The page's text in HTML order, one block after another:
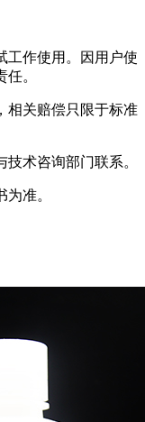
工作使用。因用户使
。
相关赔偿只限于标准
术咨询部门联系。
准。